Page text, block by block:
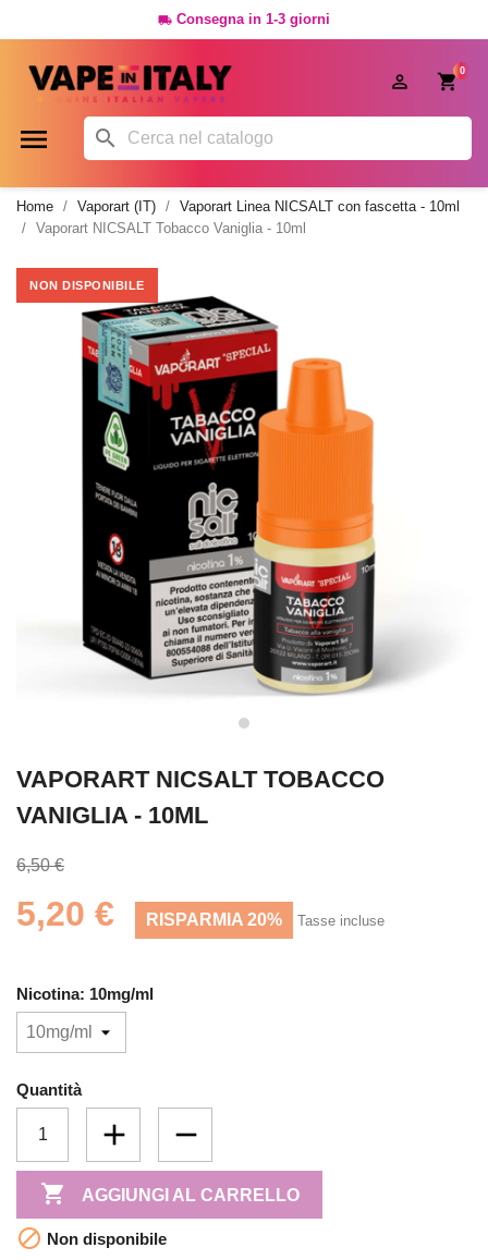
 Consegna in 1-3 giorni
0

 
Home Vaporart (IT)
Vaporart Linea NICSALT con fascetta - 10ml
Vaporart NICSALT Tobacco Vaniglia - 10ml
NON DISPONIBILE
VAPORART NICSALT TOBACCO
VANIGLIA - 10ML
6,50 €
5,20 € RISPARMIA 20% Tasse incluse
Nicotina: 10mg/ml
Quantità
 AGGIUNGI AL CARRELLO
 Non disponibile